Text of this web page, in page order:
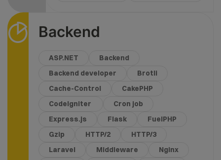
Backend
ASP.NET
Backend
Backend developer
Brotli
Cache-Control
CakePHP
CodeIgniter
Cron job
Express.js
Flask
FuelPHP
Gzip
HTTP/2
HTTP/3
Laravel
Middleware
Nginx